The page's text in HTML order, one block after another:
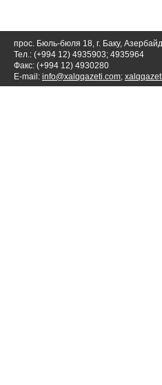
прос. Бюль-бюля 18, г. Баку,
Тел.: (+994 12) 4935903; 4935964
Факс: (+994 12) 4930280
E-mail: info@xalqqazeti.com;